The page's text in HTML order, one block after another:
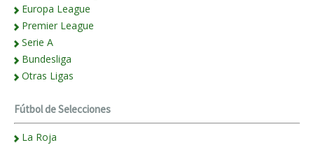
Europa League
Premier League
Serie A
Bundesliga
Otras Ligas
Fútbol de Selecciones
La Roja